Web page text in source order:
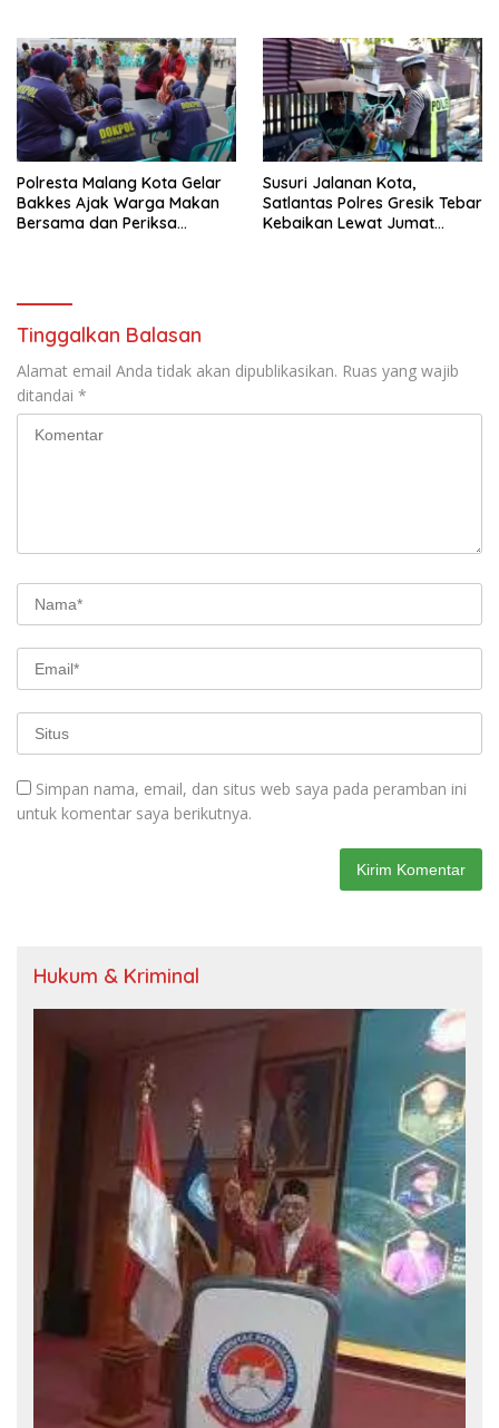
Ketenteraman Masyarakat
Polresta Malang Kota Gelar
Bakkes Ajak Warga Makan
Bersama dan Periksa
Susuri Jalanan Kota,
Satlantas Polres Gresik Tebar
Kebaikan Lewat Jumat
Tinggalkan Balasan
Alamat email Anda tidak akan dipublikasikan. Ruas yang wajib
ditandai *
Simpan nama, email, dan situs web saya pada peramban ini
untuk komentar saya berikutnya.
Hukum & Kriminal